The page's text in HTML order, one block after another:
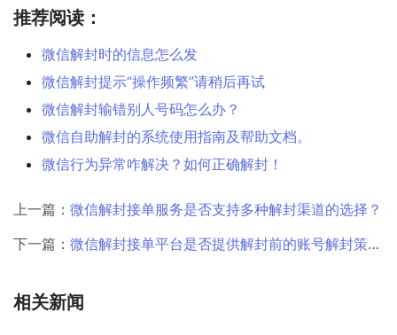
推荐阅读：
微信解封时的信息怎么发
微信解封提示“操作频繁”请稍后再试
微信解封输错别人号码怎么办？
微信自助解封的系统使用指南及帮助文档。
微信行为异常咋解决？如何正确解封！
上一篇： 微信解封接单服务是否支持多种解封渠道的选择？
下一篇： 微信解封接单平台是否提供解封前的账号解封策略制定？
相关新闻